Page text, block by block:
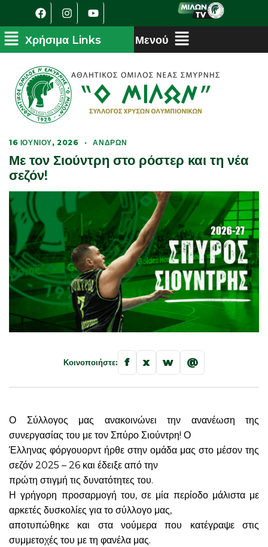
16 ΙΟΥΝΊΟΥ, 2026 · ΑΝΔΡΏΝ
Με τον Σιούντρη στο ρόστερ και τη νέα
σεζόν!
Κοινοποιήστε: f x w @
Ο Σύλλογος μας ανακοινώνει την ανανέωση της
συνεργασίας του με τον Σπύρο Σιούντρη! Ο
Έλληνας φόργουορντ ήρθε στην ομάδα μας στο μέσον της
σεζόν 2025 – 26 και έδειξε από την
πρώτη στιγμή τις δυνατότητες του.
Η γρήγορη προσαρμογή του, σε μία περίοδο μάλιστα με
αρκετές δυσκολίες για το σύλλογο μας,
αποτυπώθηκε και στα νούμερα που κατέγραψε στις
συμμετοχές του με τη φανέλα μας.